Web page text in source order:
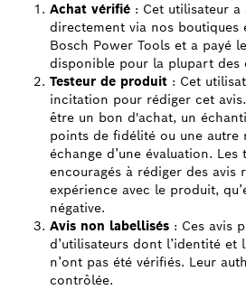
Achat vérifié : Cet utilisateur
directement via nos boutiques
Bosch Power Tools et a payé
disponible pour la plupart des
Testeur de produit : Cet
incitation pour rédiger cet
être un bon d'achat, un
points de fidélité ou une autre
échange d’une évaluation. Les
encouragés à rédiger des avis
expérience avec le produit,
négative.
Avis non labellisés : Ces avis
d’utilisateurs dont l’identité et
n’ont pas été vérifiés. Leur
contrôlée.